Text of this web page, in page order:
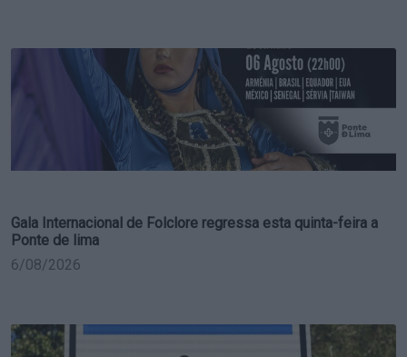
Gala Internacional de Folclore regressa esta quinta-feira a
Ponte de lima
6/08/2026